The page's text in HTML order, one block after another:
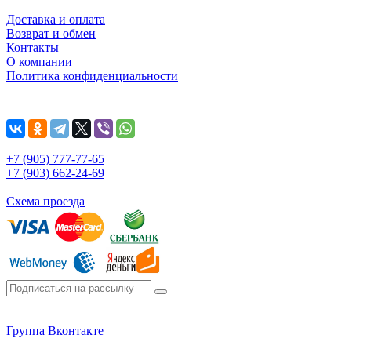
Доставка и оплата
Возврат и обмен
Контакты
О компании
Политика конфиденциальности
+7 (905) 777-77-65
+7 (903) 662-24-69
Схема проезда
Группа Вконтакте